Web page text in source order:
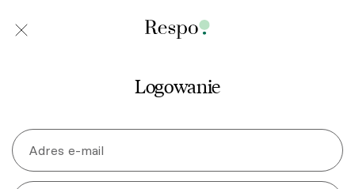
Logowanie
Adres e-mail